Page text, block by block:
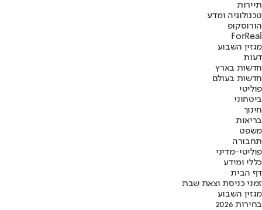
תיירות
טכנולוגיה ומדע
הורוסקופ
ForReal
מגזין השבוע
דעות
חדשות בארץ
חדשות בעולם
פוליטי
ביטחוני
חינוך
בריאות
משפט
תחבורה
פוליטי-מדיני
כללי ומידע
דף הבית
זמני כניסת וצאת שבת
מגזין השבוע
בחירות 2026